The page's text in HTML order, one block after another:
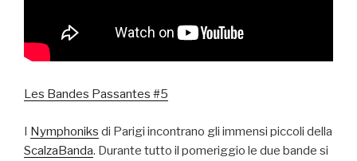
Les Bandes Passantes #5
I Nymphoniks di Parigi incontrano gli immensi piccoli della
ScalzaBanda. Durante tutto il pomeriggio le due bande si